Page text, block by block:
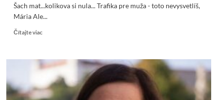
Šach mat...kolikova si nula... Trafika pre muža - toto nevysvetlíš,
Mária Ale...
Čítajte viacRead
L.
Blaha:
Kolíková
dnes
zažila